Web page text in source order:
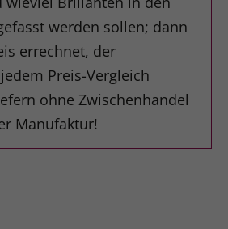
werden sollen; dann
errechnet, der
Preis-Vergleich
ohne Zwischenhandel
Manufaktur!